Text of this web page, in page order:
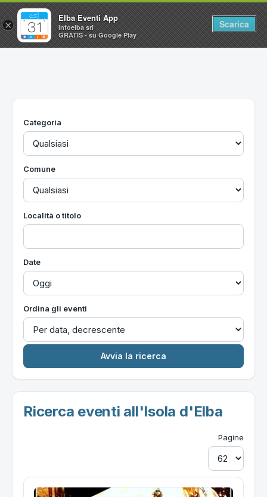
Home
Utilità
Categoria
Comune
Località o titolo
Date
Ordina gli eventi
Ricerca eventi all'Isola d'Elba
Pagine
×
Elba Eventi App
Infoelba srl
GRATIS - su Google Play
Scarica